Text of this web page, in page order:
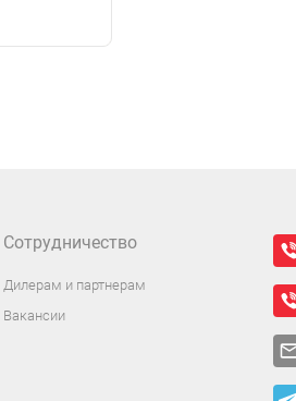
Сотрудничество
Дилерам и партнерам
Вакансии